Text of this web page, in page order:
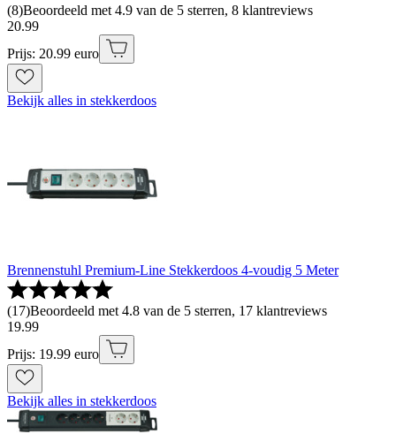
(8)Beoordeeld met 4.9 van de 5 sterren, 8 klantreviews
20.99
Prijs: 20.99 euro
Bekijk alles in stekkerdoos
Brennenstuhl Premium-Line Stekkerdoos 4-voudig 5 Meter
(17)Beoordeeld met 4.8 van de 5 sterren, 17 klantreviews
19.99
Prijs: 19.99 euro
Bekijk alles in stekkerdoos